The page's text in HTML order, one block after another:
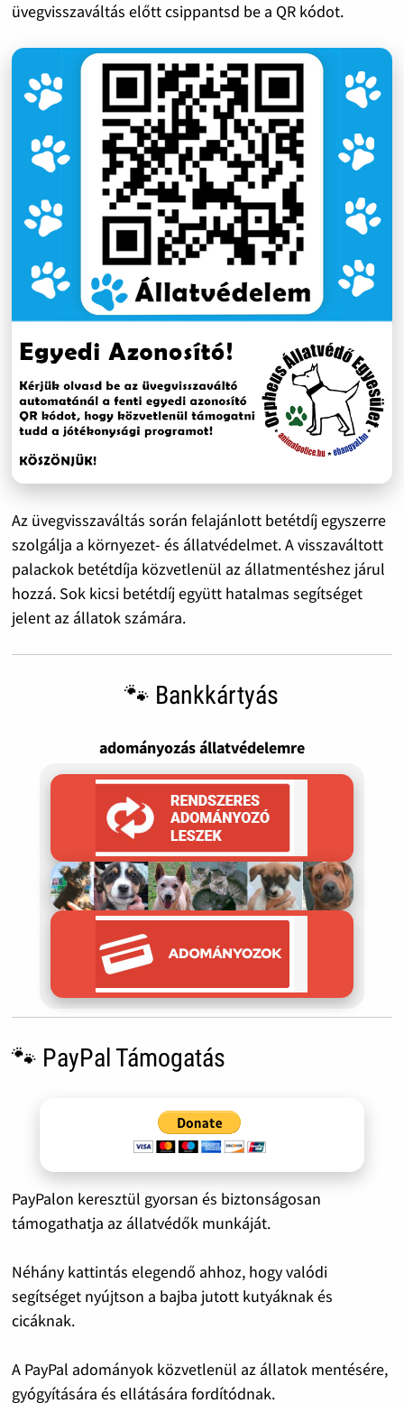
üvegvisszaváltás előtt csippantsd be a QR kódot.
Az üvegvisszaváltás során felajánlott betétdíj egyszerre
szolgálja a környezet- és állatvédelmet. A visszaváltott
palackok betétdíja közvetlenül az állatmentéshez járul
hozzá. Sok kicsi betétdíj együtt hatalmas segítséget
jelent az állatok számára.
🐾 Bankkártyás
adományozás állatvédelemre
🐾 PayPal Támogatás
PayPalon keresztül gyorsan és biztonságosan
támogathatja az állatvédők munkáját.
Néhány kattintás elegendő ahhoz, hogy valódi
segítséget nyújtson a bajba jutott kutyáknak és
cicáknak.
A PayPal adományok közvetlenül az állatok mentésére,
gyógyítására és ellátására fordítódnak.